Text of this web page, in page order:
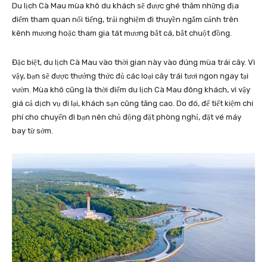
Du lịch Cà Mau mùa khô du khách sẽ được ghé thăm những địa
điểm tham quan nổi tiếng, trải nghiệm đi thuyền ngắm cảnh trên
kênh mương hoặc tham gia tát mương bắt cá, bắt chuột đồng.
Đặc biệt, du lịch Cà Mau vào thời gian này vào đúng mùa trái cây. Vì
vậy, bạn sẽ được thưởng thức đủ các loại cây trái tươi ngon ngay tại
vườn. Mùa khô cũng là thời điểm du lịch Cà Mau đông khách, vì vậy
giá cả dịch vụ đi lại, khách sạn cũng tăng cao. Do đó, để tiết kiệm chi
phí cho chuyến đi bạn nên chủ động đặt phòng nghỉ, đặt vé máy
bay từ sớm.